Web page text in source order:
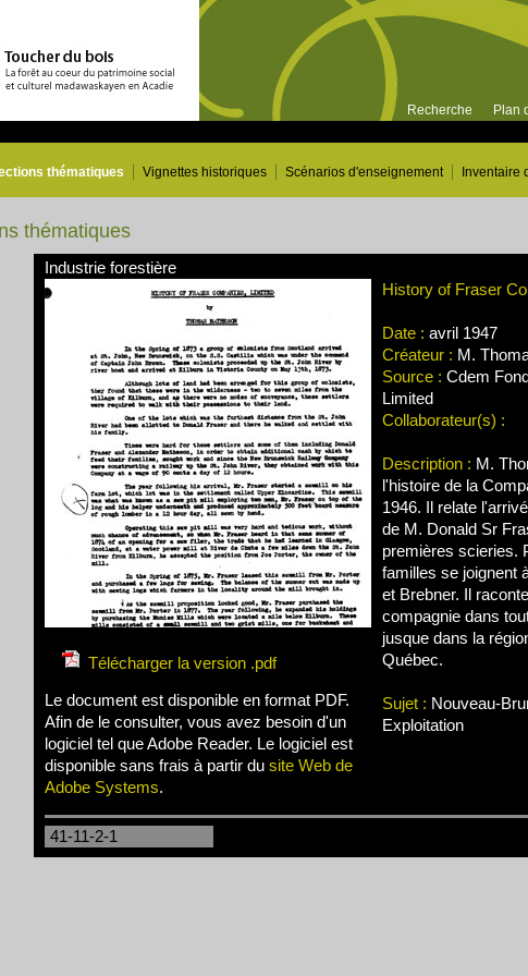
Recherche Plan
thématiques Vignettes historiques Scénarios d'enseignement Inventaire
thématiques
Industrie forestière
Télécharger la version .pdf
Le document est disponible en format PDF.
Afin de le consulter, vous avez besoin d'un
logiciel tel que Adobe Reader. Le logiciel est
disponible sans frais à partir du site Web de
Adobe Systems.
History of Fraser
Date : avril 1947
Créateur : M.
Source : Cdem
Limited
Collaborateur(s) :
Description : M.
l'histoire de la
1946. Il relate
de M. Donald Sr
premières scieries.
familles se joignent
et Brebner. Il
compagnie dans
jusque dans la
Québec.
Sujet : Nouveau-
Exploitation
41-11-2-1